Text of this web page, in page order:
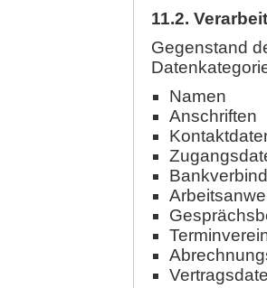
11.2.
Gegenstand
Namen
Anschriften